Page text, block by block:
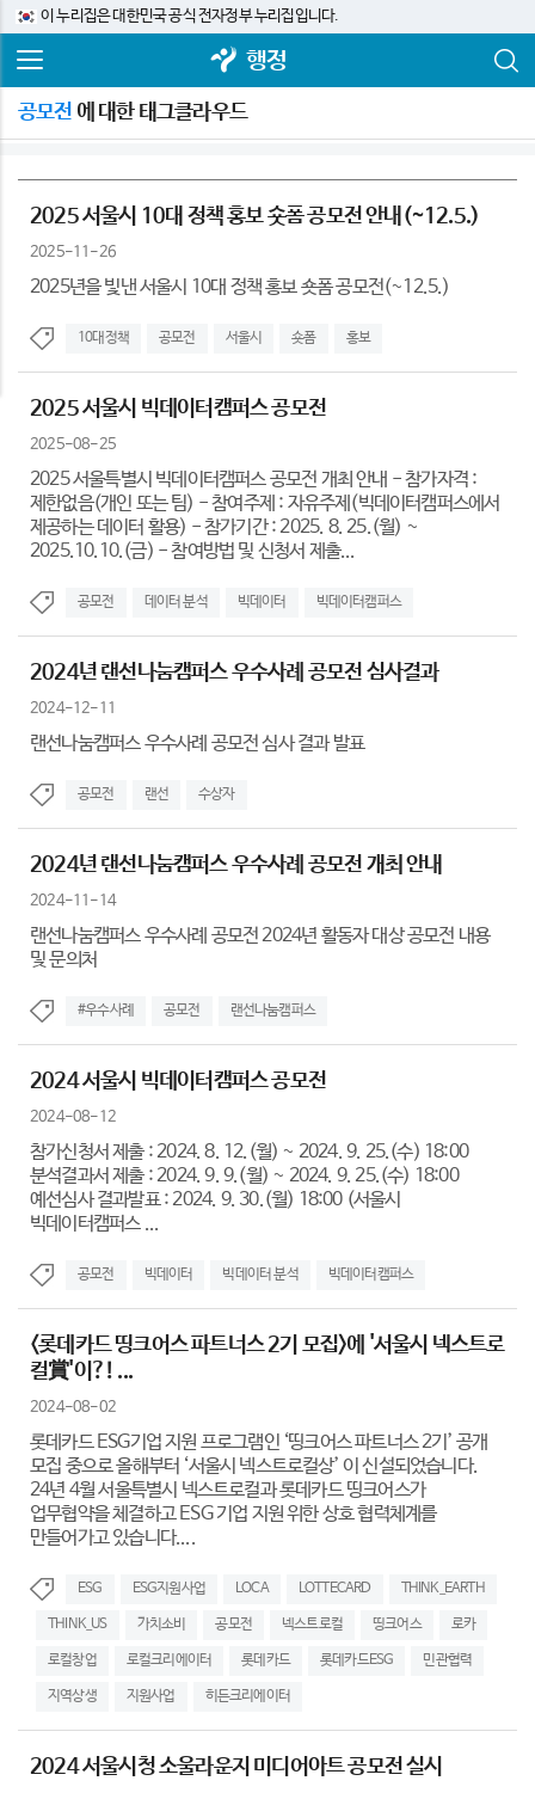
이 누리집은 대한민국 공식 전자정부 누리집입니다.
행정
공모전 에 대한 태그클라우드
2025 서울시 10대 정책 홍보 숏폼 공모전 안내(~12.5.)
2025-11-26
2025년을 빛낸 서울시 10대 정책 홍보 숏폼 공모전(~12.5.)
10대정책 공모전 서울시 숏폼 홍보
2025 서울시 빅데이터캠퍼스 공모전
2025-08-25
2025 서울특별시 빅데이터캠퍼스 공모전 개최 안내 - 참가자격 :
제한없음(개인 또는 팀) - 참여주제 : 자유주제(빅데이터캠퍼스에서
제공하는 데이터 활용) - 참가기간 : 2025. 8. 25.(월) ~
2025.10.10.(금) - 참여방법 및 신청서 제출...
공모전 데이터 분석 빅데이터 빅데이터캠퍼스
2024년 랜선나눔캠퍼스 우수사례 공모전 심사결과
2024-12-11
랜선나눔캠퍼스 우수사례 공모전 심사 결과 발표
공모전 랜선 수상자
2024년 랜선나눔캠퍼스 우수사례 공모전 개최 안내
2024-11-14
랜선나눔캠퍼스 우수사례 공모전 2024년 활동자 대상 공모전 내용
및 문의처
#우수사례 공모전 랜선나눔캠퍼스
2024 서울시 빅데이터캠퍼스 공모전
2024-08-12
참가신청서 제출 : 2024. 8. 12.(월) ~ 2024. 9. 25.(수) 18:00
분석결과서 제출 : 2024. 9. 9.(월) ~ 2024. 9. 25.(수) 18:00
예선심사 결과발표 : 2024. 9. 30.(월) 18:00 (서울시
빅데이터캠퍼스 ...
공모전 빅데이터 빅데이터 분석 빅데이터캠퍼스
<롯데카드 띵크어스 파트너스 2기 모집>에 '서울시 넥스트로
컬賞'이?! ...
2024-08-02
롯데카드 ESG기업 지원 프로그램인 ‘띵크어스 파트너스 2기’ 공개
모집 중으로 올해부터 ‘서울시 넥스트로컬상’ 이 신설되었습니다.
24년 4월 서울특별시 넥스트로컬과 롯데카드 띵크어스가
업무협약을 체결하고 ESG 기업 지원 위한 상호 협력체계를
만들어가고 있습니다....
ESG ESG지원사업 LOCA LOTTECARD THINK_EARTH
THINK_US 가치소비 공모전 넥스트로컬 띵크어스 로카
로컬창업 로컬크리에이터 롯데카드 롯데카드ESG 민관협력
지역상생 지원사업 히든크리에이터
2024 서울시청 소울라운지 미디어아트 공모전 실시